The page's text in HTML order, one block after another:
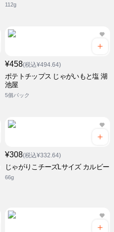
112g
¥458(税込¥494.64)
ポテトチップス じゃがいもと塩 湖
池屋
5個パック
¥308(税込¥332.64)
じゃがりこチーズLサイズ カルビー
66g